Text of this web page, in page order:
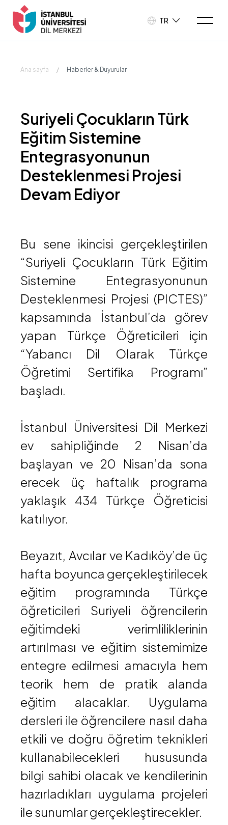
TR
Ana sayfa / Haberler & Duyurular
Suriyeli Çocukların Türk
Eğitim Sistemine
Entegrasyonunun
Desteklenmesi Projesi
Devam Ediyor
Bu sene ikincisi gerçekleştirilen
“Suriyeli Çocukların Türk Eğitim
Sistemine Entegrasyonunun
Desteklenmesi Projesi (PICTES)”
kapsamında İstanbul’da görev
yapan Türkçe Öğreticileri için
“Yabancı Dil Olarak Türkçe
Öğretimi Sertifika Programı”
başladı.
İstanbul Üniversitesi Dil Merkezi
ev sahipliğinde 2 Nisan’da
başlayan ve 20 Nisan’da sona
erecek üç haftalık programa
yaklaşık 434 Türkçe Öğreticisi
katılıyor.
Beyazıt, Avcılar ve Kadıköy’de üç
hafta boyunca gerçekleştirilecek
eğitim programında Türkçe
öğreticileri Suriyeli öğrencilerin
eğitimdeki verimliliklerinin
artırılması ve eğitim sistemimize
entegre edilmesi amacıyla hem
teorik hem de pratik alanda
eğitim alacaklar. Uygulama
dersleri ile öğrencilere nasıl daha
etkili ve doğru öğretim teknikleri
kullanabilecekleri hususunda
bilgi sahibi olacak ve kendilerinin
hazırladıkları uygulama projeleri
ile sunumlar gerçekleştirecekler.